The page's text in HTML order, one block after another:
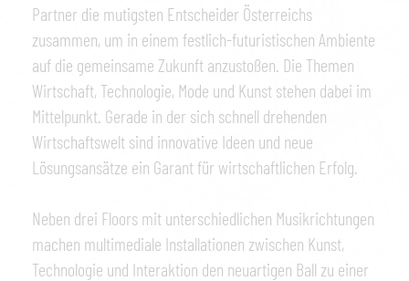
Partner die mutigsten Entscheider Österreichs
zusammen, um in einem festlich-futuristischen Ambiente
auf die gemeinsame Zukunft anzustoßen. Die Themen
Wirtschaft, Technologie, Mode und Kunst stehen dabei im
Mittelpunkt. Gerade in der sich schnell drehenden
Wirtschaftswelt sind innovative Ideen und neue
Lösungsansätze ein Garant für wirtschaftlichen Erfolg.
Neben drei Floors mit unterschiedlichen Musikrichtungen
machen multimediale Installationen zwischen Kunst,
Technologie und Interaktion den neuartigen Ball zu einer